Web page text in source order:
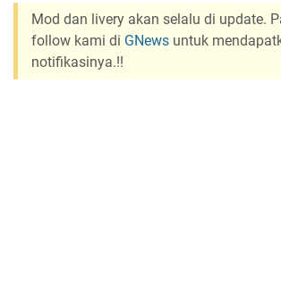
Mod dan livery akan selalu di update.
follow kami di GNews untuk
notifikasinya.!!